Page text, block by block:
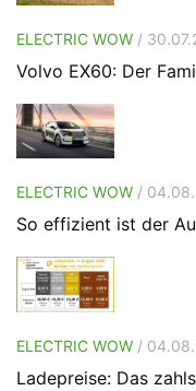
ELECTRIC WOW /
Volvo EX60: Der
ELECTRIC WOW /
So effizient ist der
ELECTRIC WOW /
Ladepreise: Das